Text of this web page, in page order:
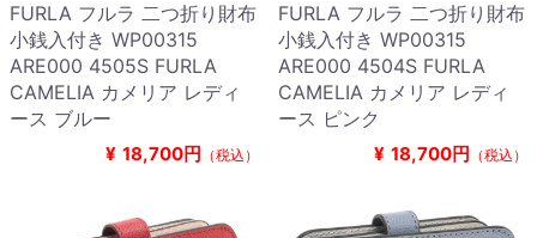
FURLA フルラ 二つ折り財布
小銭入付き WP00315
ARE000 4505S FURLA
CAMELIA カメリア レディ
ース ブルー
¥ 18,700円 （税込）
FURLA フルラ 二つ折り財布
小銭入付き WP00315
ARE000 4504S FURLA
CAMELIA カメリア レディ
ース ピンク
¥ 18,700円 （税込）